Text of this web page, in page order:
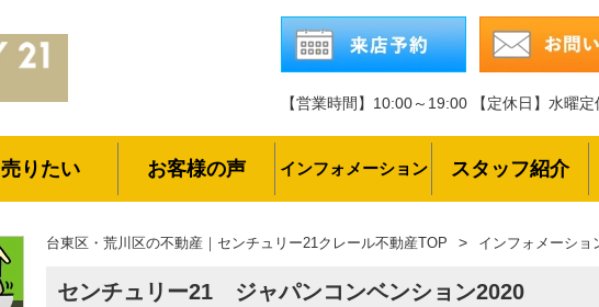
【営業時間】10:00～19:00 【定休日】水曜定
売りたい お客様の声 インフォメーション スタッフ紹介
台東区・荒川区の不動産｜センチュリー21クレール不動産TOP インフォメーショ
センチュリー21 ジャパンコンベンション2020